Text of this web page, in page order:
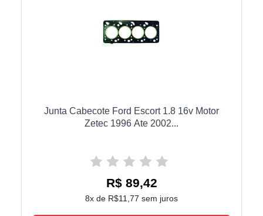
Junta Cabecote Ford Escort 1.8 16v Motor
Zetec 1996 Ate 2002...
R$ 89,42
8x de R$11,77 sem juros